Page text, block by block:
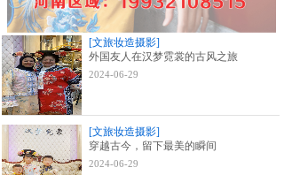
[文旅妆造摄影]
外国友人在汉梦霓裳的古风之旅
2024-06-29
[文旅妆造摄影]
穿越古今，留下最美的瞬间
2024-06-29